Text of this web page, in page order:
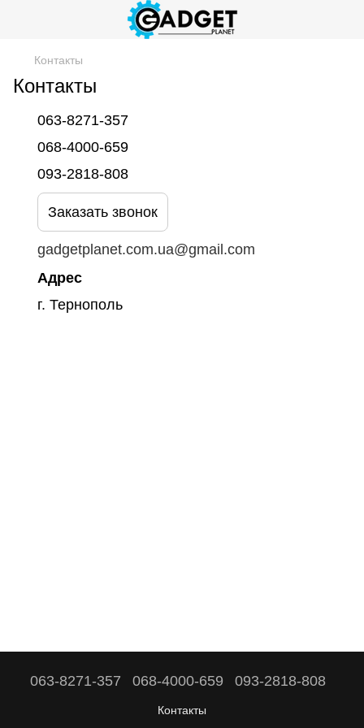
Контакты
Контакты
063-8271-357
068-4000-659
093-2818-808
Заказать звонок
gadgetplanet.com.ua@gmail.com
Адрес
г. Тернополь
063-8271-357 068-4000-659 093-2818-808
Контакты